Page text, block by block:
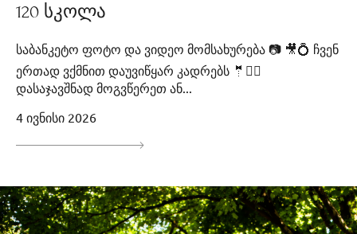
120 სკოლა
საბანკეტო ფოტო და ვიდეო მომსახურება 📷 🎥💍 ჩვენ
ერთად ვქმნით დაუვიწყარ კადრებს 🤵👰‍♀️
დასაჯავშნად მოგვწერეთ ან...
4 ივნისი 2026